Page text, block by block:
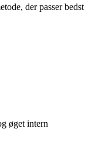
der passer bedst
øget intern